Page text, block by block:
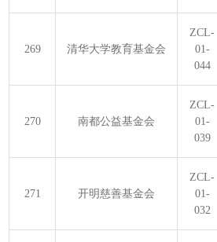
269 清华大学教育基金会
ZCL-
01-
044
270 南都公益基金会
ZCL-
01-
039
271 开明慈善基金会
ZCL-
01-
032